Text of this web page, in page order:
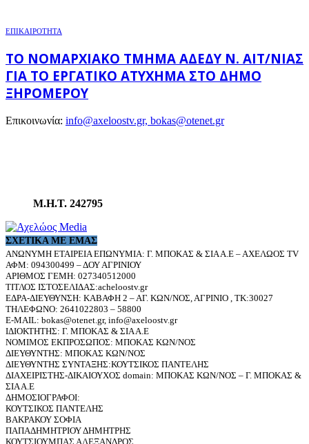
ΕΠΙΚΑΙΡΟΤΗΤΑ
ΤΟ ΝΟΜΑΡΧΙΑΚΌ ΤΜΉΜΑ ΑΔΕΔΥ Ν. ΑΙΤ/ΝΊΑΣ
ΓΙΑ ΤΟ ΕΡΓΑΤΙΚΌ ΑΤΎΧΗΜΑ ΣΤΟ ΔΉΜΟ
ΞΗΡΟΜΈΡΟΥ
Επικοινωνία: info@axeloostv.gr, bokas@otenet.gr
Μ.Η.Τ. 242795
ΣΧΕΤΙΚΆ ΜΕ ΕΜΆΣ
ΑΝΩΝΥΜΗ ΕΤΑΙΡΕΙΑ ΕΠΩΝΥΜΙΑ: Γ. ΜΠΟΚΑΣ & ΣΙΑ Α.Ε – ΑΧΕΛΩΟΣ TV
ΑΦΜ: 094300499 – ΔΟΥ ΑΓΡΙΝΙΟΥ
ΑΡΙΘΜΟΣ ΓΕΜΗ: 027340512000
ΤΙΤΛΟΣ ΙΣΤΟΣΕΛΙΔΑΣ:acheloostv.gr
ΕΔΡΑ-ΔΙΕΥΘΥΝΣΗ: ΚΑΒΑΦΗ 2 – ΑΓ. ΚΩΝ/ΝΟΣ, ΑΓΡΙΝΙΟ , ΤΚ:30027
ΤΗΛΕΦΩΝΟ: 2641022803 – 58800
E-MAIL: bokas@otenet.gr, info@axeloostv.gr
ΙΔΙΟΚΤΗΤΗΣ: Γ. ΜΠΟΚΑΣ & ΣΙΑ Α.Ε
ΝΟΜΙΜΟΣ ΕΚΠΡΟΣΩΠΟΣ: ΜΠΟΚΑΣ ΚΩΝ/ΝΟΣ
ΔΙΕΥΘΥΝΤΗΣ: ΜΠΟΚΑΣ ΚΩΝ/ΝΟΣ
ΔΙΕΥΘΥΝΤΗΣ ΣΥΝΤΑΞΗΣ:ΚΟΥΤΣΙΚΟΣ ΠΑΝΤΕΛΗΣ
ΔΙΑΧΕΙΡΙΣΤΗΣ-ΔΙΚΑΙΟΥΧΟΣ domain: ΜΠΟΚΑΣ ΚΩΝ/ΝΟΣ – Γ. ΜΠΟΚΑΣ &
ΣΙΑ Α.Ε
ΔΗΜΟΣΙΟΓΡΑΦΟΙ:
ΚΟΥΤΣΙΚΟΣ ΠΑΝΤΕΛΗΣ
ΒΑΚΡΑΚΟΥ ΣΟΦΙΑ
ΠΑΠΑΔΗΜΗΤΡΙΟΥ ΔΗΜΗΤΡΗΣ
ΚΟΥΤΣΙΟΥΜΠΑΣ ΑΛΕΞΑΝΔΡΟΣ